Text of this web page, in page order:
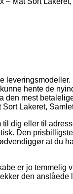
hente de
den mest
Lakeret,
dig eller til
Den
at du
er jo temmelig
den anslåede